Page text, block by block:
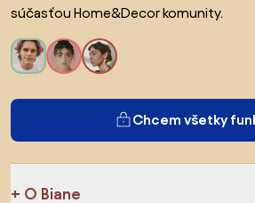
súčasťou Home&Decor komunity.
Chcem všetky
O Biane